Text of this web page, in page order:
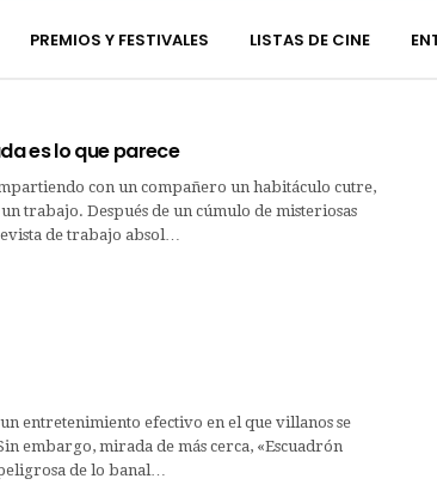
PREMIOS Y FESTIVALES LISTAS DE CINE
es lo que parece
con un compañero un habitáculo cutre,
trabajo. Después de un cúmulo de misteriosas
de trabajo absol…
entretenimiento efectivo en el que villanos se
embargo, mirada de más cerca, «Escuadrón
de lo banal…